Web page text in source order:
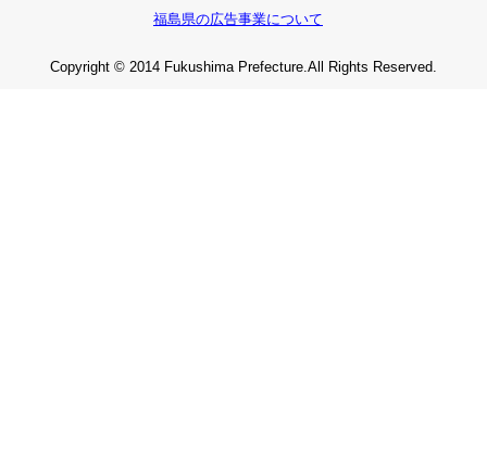
福島県の広告事業について
Copyright © 2014 Fukushima Prefecture.All Rights Reserved.